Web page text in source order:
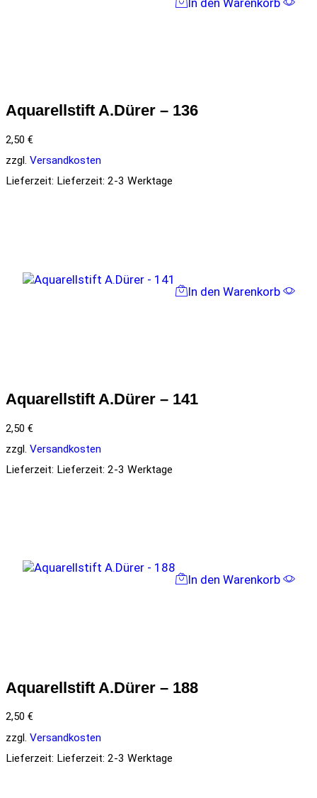
Aquarellstift A.Dürer – 136
2,50 €
zzgl. Versandkosten
Lieferzeit: Lieferzeit: 2-3 Werktage
In den Warenkorb
Aquarellstift A.Dürer – 141
2,50 €
zzgl. Versandkosten
Lieferzeit: Lieferzeit: 2-3 Werktage
In den Warenkorb
Aquarellstift A.Dürer – 188
2,50 €
zzgl. Versandkosten
Lieferzeit: Lieferzeit: 2-3 Werktage